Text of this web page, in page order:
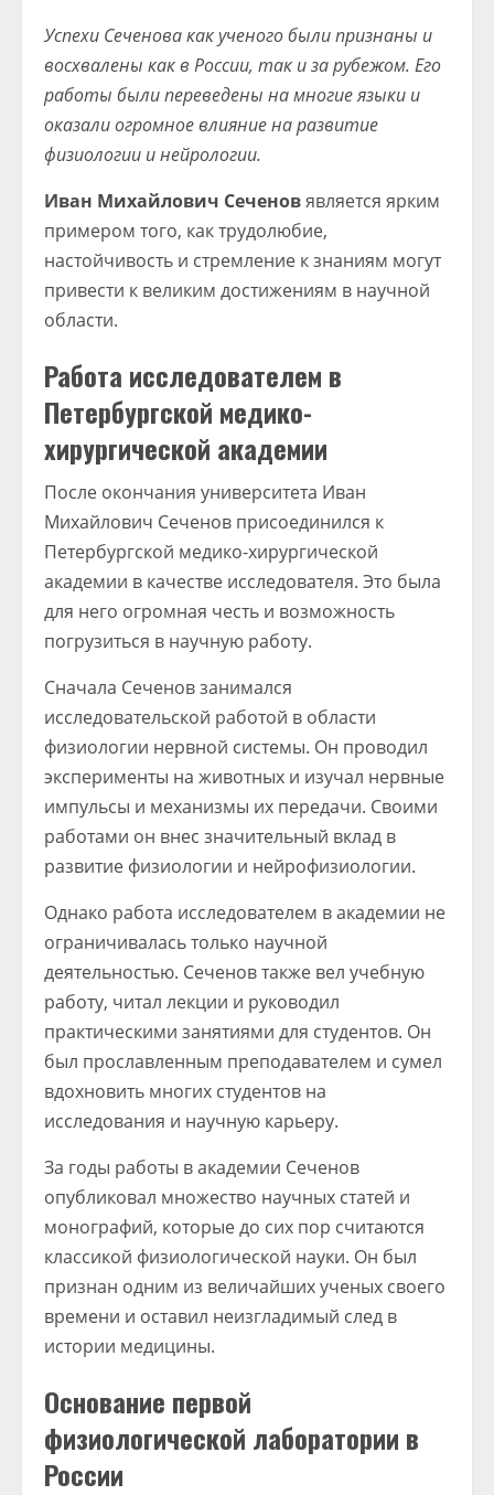
Успехи Сеченова как ученого были признаны и
восхвалены как в России, так и за рубежом. Его
работы были переведены на многие языки и
оказали огромное влияние на развитие
физиологии и нейрологии.
Иван Михайлович Сеченовявляется ярким
примером того, как трудолюбие,
настойчивость и стремление к знаниям могут
привести к великим достижениям в научной
области.
Работа исследователем в
Петербургской медико-
хирургической академии
После окончания университета Иван
Михайлович Сеченов присоединился к
Петербургской медико-хирургической
академии в качестве исследователя. Это была
для него огромная честь и возможность
погрузиться в научную работу.
Сначала Сеченов занимался
исследовательской работой в области
физиологии нервной системы. Он проводил
эксперименты на животных и изучал нервные
импульсы и механизмы их передачи. Своими
работами он внес значительный вклад в
развитие физиологии и нейрофизиологии.
Однако работа исследователем в академии не
ограничивалась только научной
деятельностью. Сеченов также вел учебную
работу, читал лекции и руководил
практическими занятиями для студентов. Он
был прославленным преподавателем и сумел
вдохновить многих студентов на
исследования и научную карьеру.
За годы работы в академии Сеченов
опубликовал множество научных статей и
монографий, которые до сих пор считаются
классикой физиологической науки. Он был
признан одним из величайших ученых своего
времени и оставил неизгладимый след в
истории медицины.
Основание первой
физиологической лаборатории в
России